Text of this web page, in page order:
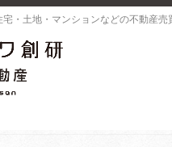
・土地・マンションなどの不動産